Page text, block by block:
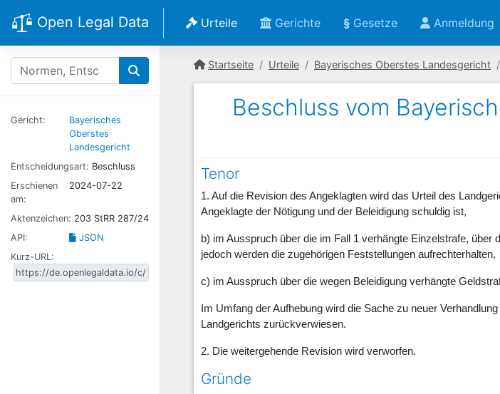
Open Legal Data Urteile Gerichte § Gesetze Anmeldung
Gericht:
Bayerisches
Oberstes
Landesgericht
Entscheidungsart: Beschluss
Erschienen
am:
2024-07-22
Aktenzeichen: 203 StRR 287/24
API:
JSON
Kurz-URL:
Startseite Urteile Bayerisches Oberstes Landesgericht
Beschluss vom
Tenor
1. Auf die Revision des Angeklagten wird das Urteil des
Angeklagte der Nötigung und der Beleidigung schuldig ist,
b) im Ausspruch über die im Fall 1 verhängte Einzelstrafe,
jedoch werden die zugehörigen Feststellungen aufrechterhalten,
c) im Ausspruch über die wegen Beleidigung verhängte
Im Umfang der Aufhebung wird die Sache zu neuer
Landgerichts zurückverwiesen.
2. Die weitergehende Revision wird verworfen.
Gründe